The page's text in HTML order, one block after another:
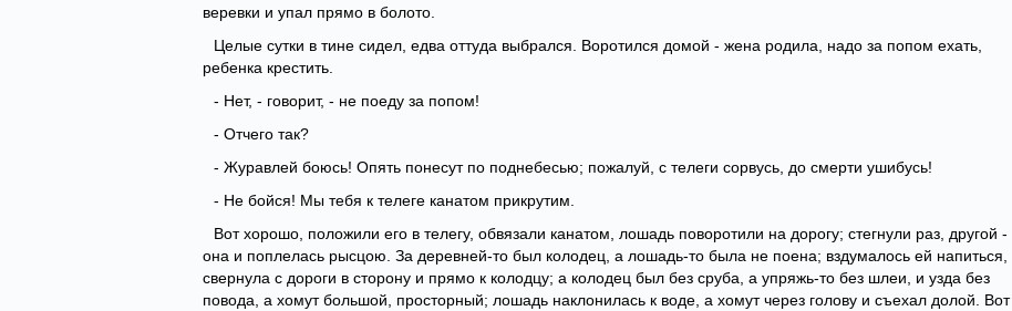
веревки и упал прямо в болото.
Целые сутки в тине сидел, едва оттуда выбрался. Воротился домой - жена родила, надо за попом ехать,
ребенка крестить.
- Нет, - говорит, - не поеду за попом!
- Отчего так?
- Журавлей боюсь! Опять понесут по поднебесью; пожалуй, с телеги сорвусь, до смерти ушибусь!
- Не бойся! Мы тебя к телеге канатом прикрутим.
Вот хорошо, положили его в телегу, обвязали канатом, лошадь поворотили на дорогу; стегнули раз, другой -
она и поплелась рысцою. За деревней-то был колодец, а лошадь-то была не поена; вздумалось ей напиться,
свернула с дороги в сторону и прямо к колодцу; а колодец был без сруба, а упряжь-то без шлеи, и узда без
повода, а хомут большой, просторный; лошадь наклонилась к воде, а хомут через голову и съехал долой. Вот